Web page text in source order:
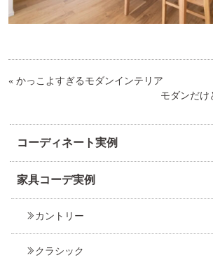
« かっこよすぎるモダンインテリア
モダンだけ
コーディネート実例
家具コーデ実例
カントリー
クラシック